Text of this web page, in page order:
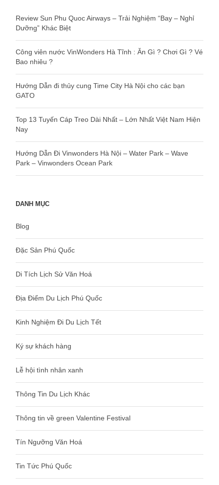
Review Sun Phu Quoc Airways – Trải Nghiệm “Bay – Nghỉ
Dưỡng” Khác Biệt
Công viên nước VinWonders Hà Tĩnh : Ăn Gì ? Chơi Gì ? Vé
Bao nhiêu ?
Hướng Dẫn đi thủy cung Time City Hà Nội cho các bạn
GATO
Top 13 Tuyến Cáp Treo Dài Nhất – Lớn Nhất Việt Nam Hiện
Nay
Hướng Dẫn Đi Vinwonders Hà Nội – Water Park – Wave
Park – Vinwonders Ocean Park
DANH MỤC
Blog
Đặc Sản Phú Quốc
Di Tích Lịch Sử Văn Hoá
Địa Điểm Du Lịch Phú Quốc
Kinh Nghiệm Đi Du Lịch Tết
Ký sự khách hàng
Lễ hội tình nhân xanh
Thông Tin Du Lịch Khác
Thông tin về green Valentine Festival
Tín Ngưỡng Văn Hoá
Tin Tức Phú Quốc